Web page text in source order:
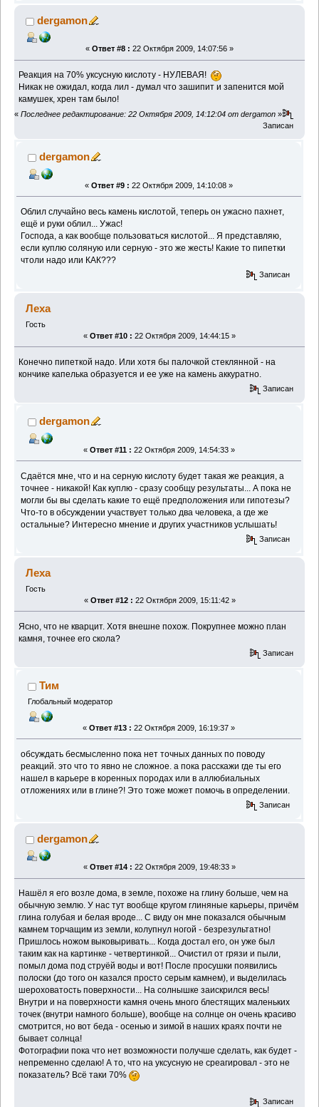
dergamon
« Ответ #8 : 22 Октября 2009, 14:07:56 »
Реакция на 70% уксусную кислоту - НУЛЕВАЯ!
Никак не ожидал, когда лил - думал что зашипит и запенится мой
камушек, хрен там было!
« Последнее редактирование: 22 Октября 2009, 14:12:04 от dergamon »
Записан
dergamon
« Ответ #9 : 22 Октября 2009, 14:10:08 »
Облил случайно весь камень кислотой, теперь он ужасно пахнет,
ещё и руки облил... Ужас!
Господа, а как вообще пользоваться кислотой... Я представляю,
если куплю соляную или серную - это же жесть! Какие то пипетки
чтоли надо или КАК???
Записан
Леха
Гость
« Ответ #10 : 22 Октября 2009, 14:44:15 »
Конечно пипеткой надо. Или хотя бы палочкой стеклянной - на
кончике капелька образуется и ее уже на камень аккуратно.
Записан
dergamon
« Ответ #11 : 22 Октября 2009, 14:54:33 »
Сдаётся мне, что и на серную кислоту будет такая же реакция, а
точнее - никакой! Как куплю - сразу сообщу результаты... А пока не
могли бы вы сделать какие то ещё предположения или гипотезы?
Что-то в обсуждении участвует только два человека, а где же
остальные? Интересно мнение и других участников услышать!
Записан
Леха
Гость
« Ответ #12 : 22 Октября 2009, 15:11:42 »
Ясно, что не кварцит. Хотя внешне похож. Покрупнее можно план
камня, точнее его скола?
Записан
Тим
Глобальный модератор
« Ответ #13 : 22 Октября 2009, 16:19:37 »
обсуждать бесмысленно пока нет точных данных по поводу
реакций. это что то явно не сложное. а пока расскажи где ты его
нашел в карьере в коренных породах или в аллюбиальных
отложениях или в глине?! Это тоже может помочь в определении.
Записан
dergamon
« Ответ #14 : 22 Октября 2009, 19:48:33 »
Нашёл я его возле дома, в земле, похоже на глину больше, чем на
обычную землю. У нас тут вообще кругом глиняные карьеры, причём
глина голубая и белая вроде... С виду он мне показался обычным
камнем торчащим из земли, колупнул ногой - безрезультатно!
Пришлось ножом выковыривать... Когда достал его, он уже был
таким как на картинке - четвертинкой... Очистил от грязи и пыли,
помыл дома под струёй воды и вот! После просушки появились
полоски (до того он казался просто серым камнем), и выделилась
шероховатость поверхности... На солнышке заискрился весь!
Внутри и на поверхности камня очень много блестящих маленьких
точек (внутри намного больше), вообще на солнце он очень красиво
смотрится, но вот беда - осенью и зимой в наших краях почти не
бывает солнца!
Фотографии пока что нет возможности получше сделать, как будет -
непременно сделаю! А то, что на уксусную не среагировал - это не
показатель? Всё таки 70%
Записан